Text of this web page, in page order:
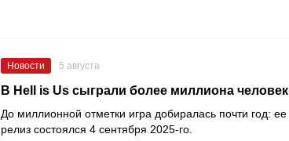
Новости 5 августа
В Hell is Us сыграли более миллиона человек
До миллионной отметки игра добиралась почти год: ее
релиз состоялся 4 сентября 2025-го.